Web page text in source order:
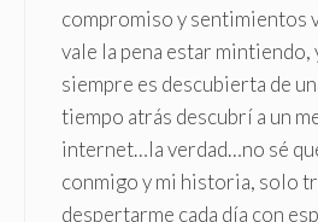
compromiso y sentimientos
vale la pena estar mintiendo,
siempre es descubierta de
tiempo atrás descubrí a un
internet…la verdad…no sé
conmigo y mi historia, solo
despertarme cada día con